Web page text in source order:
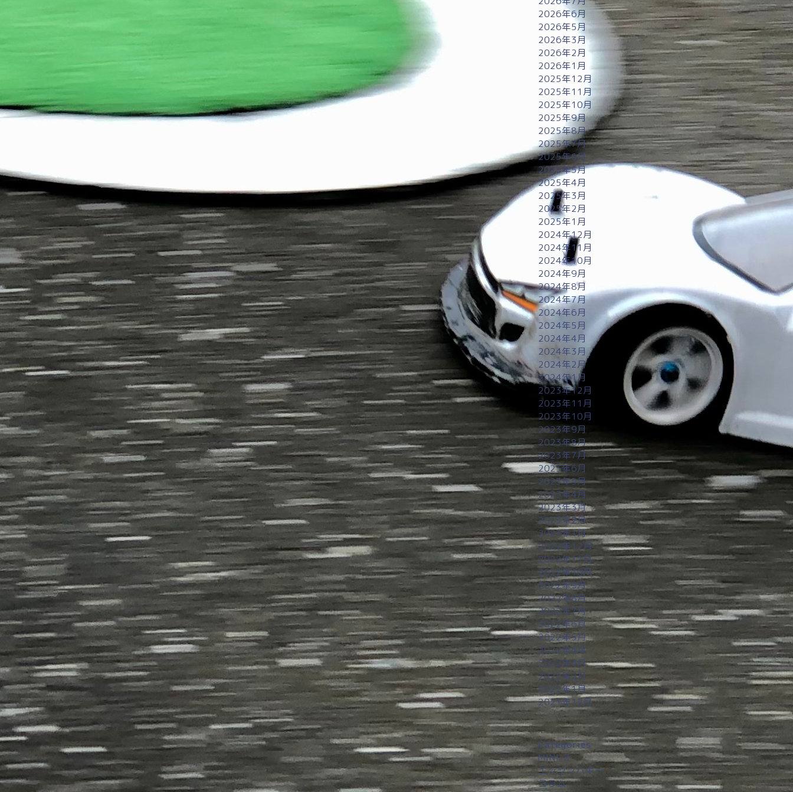
2026年6月
2026年5月
2026年3月
2026年2月
2026年1月
2025年12月
2025年11月
2025年10月
2025年9月
2025年8月
2025年7月
2025年6月
2025年5月
2025年4月
2025年3月
2025年2月
2025年1月
2024年12月
2024年11月
2024年10月
2024年9月
2024年8月
2024年7月
2024年6月
2024年5月
2024年4月
2024年3月
2024年2月
2024年1月
2023年12月
2023年11月
2023年10月
2023年9月
2023年8月
2023年7月
2023年6月
2023年5月
2023年4月
2023年3月
2023年2月
2023年1月
2022年12月
2022年11月
2022年10月
2022年9月
2022年8月
2022年7月
2022年6月
2022年5月
2022年4月
2022年3月
2022年2月
2022年1月
2021年12月
Categories
MINI-Z
エンジンバギー
コラム